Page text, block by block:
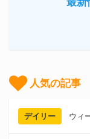
人気の記事
デイリー ウィ